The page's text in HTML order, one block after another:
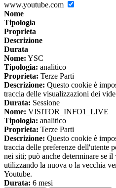
www.youtube.com
Nome
Tipologia
Proprieta
Descrizione
Durata
Nome: YSC
Tipologia: analitico
Proprieta: Terze Parti
Descrizione: Questo cookie è
traccia delle visualizzazioni dei
Durata: Sessione
Nome: VISITOR_INFO1_LIVE
Tipologia: analitico
Proprieta: Terze Parti
Descrizione: Questo cookie è
traccia delle preferenze dell'utente
nei siti; può anche determinare se
utilizzando la nuova o la vecchia
Youtube.
Durata: 6 mesi